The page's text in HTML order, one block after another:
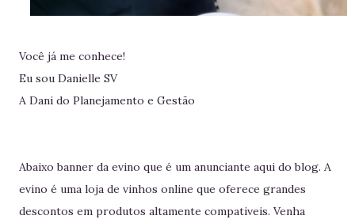
Você já me conhece!
Eu sou Danielle SV
A Dani do Planejamento e Gestão
Abaixo banner da evino que é um anunciante aqui do blog. A
evino é uma loja de vinhos online que oferece grandes
descontos em produtos altamente compativeis. Venha